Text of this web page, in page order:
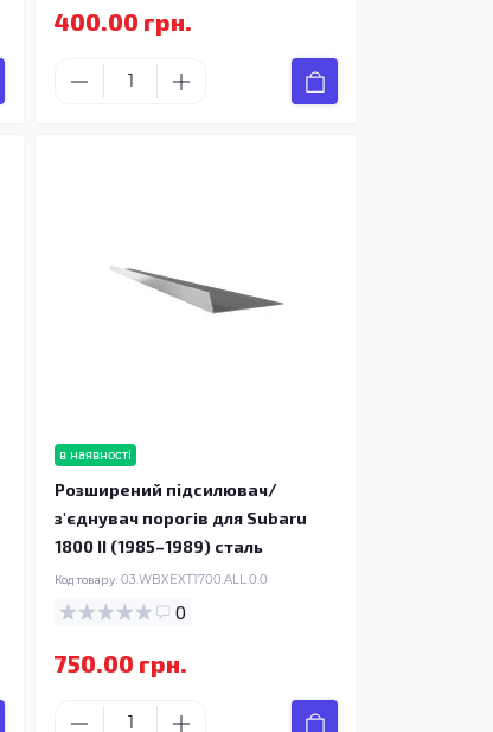
400.00 грн.
в наявності
Розширений підсилювач/
з'єднувач порогів для Subaru
1800 II (1985–1989) сталь
Код товару: 03.WBXEXT1700.ALL.0.0
0
750.00 грн.